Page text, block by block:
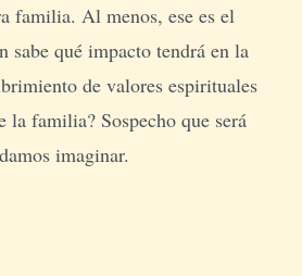
familia. Al menos, ese es el
sabe qué impacto tendrá en la
de valores espirituales
la familia? Sospecho que será
imaginar.